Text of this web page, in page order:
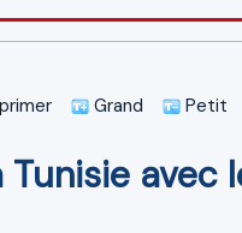
Grand Petit
avec